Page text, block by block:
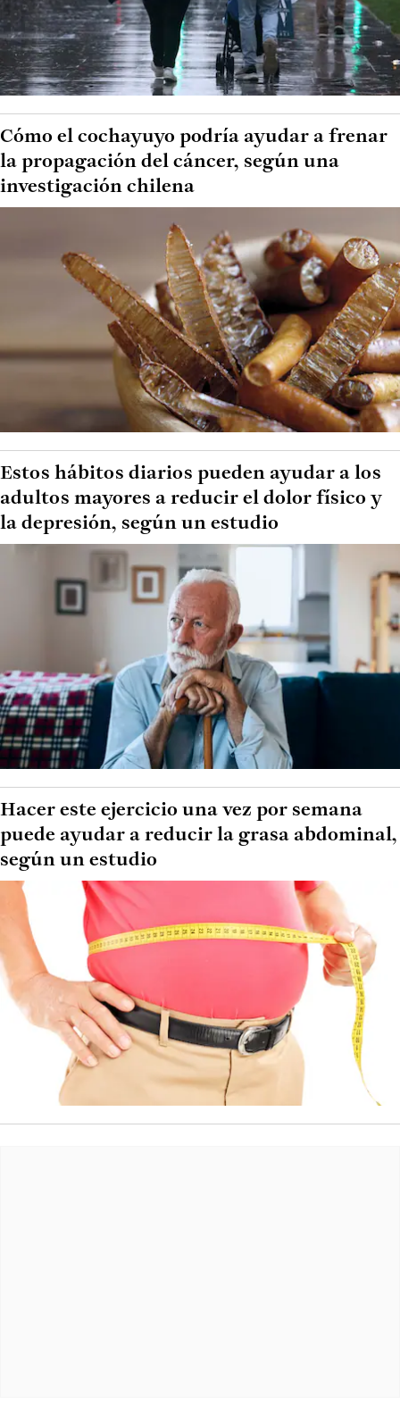
Cómo el cochayuyo podría ayudar a frenar
la propagación del cáncer, según una
investigación chilena
Estos hábitos diarios pueden ayudar a los
adultos mayores a reducir el dolor físico y
la depresión, según un estudio
Hacer este ejercicio una vez por semana
puede ayudar a reducir la grasa abdominal,
según un estudio